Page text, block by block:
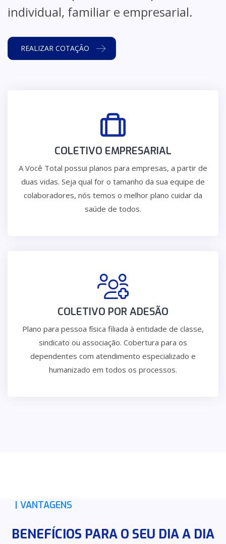
individual, familiar e empresarial.
REALIZAR COTAÇÃO
COLETIVO EMPRESARIAL
A Você Total possui planos para empresas, a partir de
duas vidas. Seja qual for o tamanho da sua equipe de
colaboradores, nós temos o melhor plano cuidar da
saúde de todos.
COLETIVO POR ADESÃO
Plano para pessoa física filiada à entidade de classe,
sindicato ou associação. Cobertura para os
dependentes com atendimento especializado e
humanizado em todos os processos.
| VANTAGENS
BENEFÍCIOS PARA O SEU DIA A DIA